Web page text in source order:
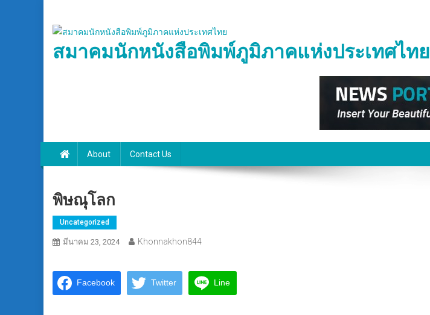
content
สมาคมนักหนังสือพิมพ์ภูมิภาคแห่งประเทศไทย
About Contact Us
พิษณุโลก
Uncategorized
มีนาคม 23, 2024 Khonnakhon844
Facebook Twitter Line